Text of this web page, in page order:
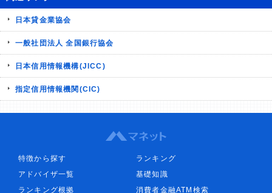
日本貸金業協会
一般社団法人 全国銀行協会
日本信用情報機構(JICC)
指定信用情報機関(CIC)
特徴から探す
ランキング
アドバイザ一覧
基礎知識
ランキング根拠
消費者金融ATM検索